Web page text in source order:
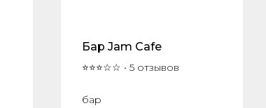
Бар Jam Cafe
⭐⭐⭐☆☆ • 5 отзывов
бар